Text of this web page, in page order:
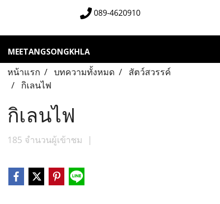
089-4620910
MEETANGSONGKHLA
หน้าแรก บทความทั้งหมด
สัตว์สวรรค์
กิเลนไฟ
กิเลนไฟ
185 จำนวนผู้เข้าชม |